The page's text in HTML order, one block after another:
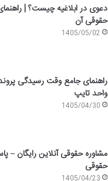
دعوی در ابلاغیه چیست؟ |
حقوقی آن
1405/05/02
راهنمای جامع وقت رسیدگی
واحد تایپ
1405/04/30
مشاوره حقوقی آنلاین رایگان –
حقوقی
1405/04/23